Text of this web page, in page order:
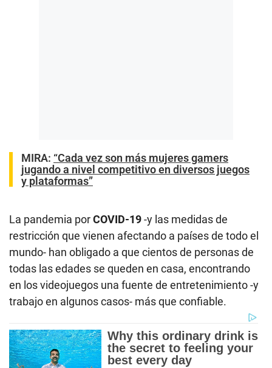
MIRA: “Cada vez son más mujeres gamers
jugando a nivel competitivo en diversos juegos
y plataformas”
La pandemia porCOVID-19-y las medidas de
restricción que vienen afectando a países de todo el
mundo- han obligado a que cientos de personas de
todas las edades se queden en casa, encontrando
en los videojuegos una fuente de entretenimiento -y
trabajo en algunos casos- más que confiable.